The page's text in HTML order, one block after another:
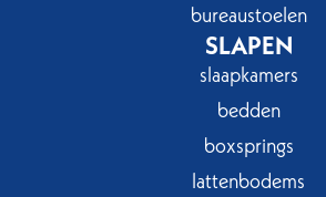
bureaustoelen
SLAPEN
slaapkamers
bedden
boxsprings
lattenbodems